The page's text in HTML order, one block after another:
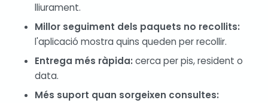
lliurament.
Millor seguiment dels paquets no recollits:
l'aplicació mostra quins queden per recollir.
Entrega més ràpida:cerca per pis, resident o
data.
Més suport quan sorgeixen consultes: